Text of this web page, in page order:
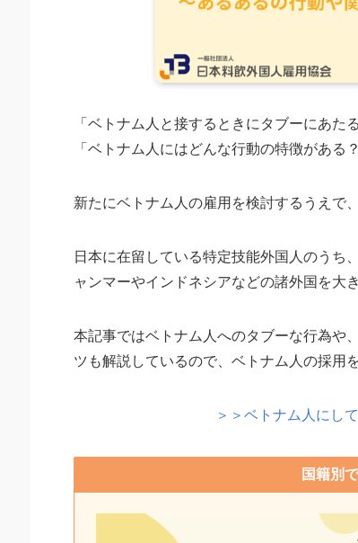
「ベトナム人と接するときにタブーにあた
「ベトナム人にはどんな行動の特徴がある？
新たにベトナム人の雇用を検討するうえで
日本に在留している特定技能外国人のうち、
ャンマーやインドネシアなどの諸外国を大
本記事ではベトナム人へのタブーな行為や
ツも解説しているので、ベトナム人の採用
＞＞ベトナム人にし
国籍別